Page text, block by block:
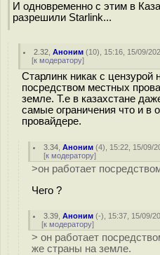
И одновременно с этим в
разрешили Starlink...
2.32 ,Аноним (10), 15:16, 15/09/
[к модератору]
Старлинк никак с цензурой
посредством местных
земле. Т.е в казахстане
самые ограничения что и в
провайдере.
3.34 ,Аноним (4), 15:22, 15/09/
[к модератору]
>он работает
Чего ?
3.39 ,Аноним (-), 15:37, 15/09/
[к модератору]
> он работает
же страны на земле.